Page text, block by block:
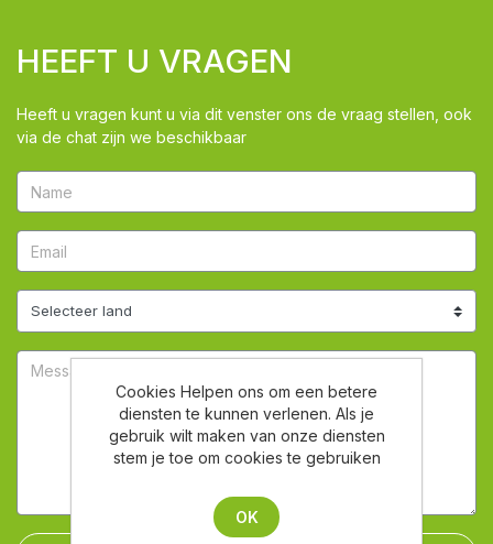
HEEFT U VRAGEN
Heeft u vragen kunt u via dit venster ons de vraag stellen, ook
via de chat zijn we beschikbaar
Cookies Helpen ons om een betere
diensten te kunnen verlenen. Als je
gebruik wilt maken van onze diensten
stem je toe om cookies te gebruiken
OK